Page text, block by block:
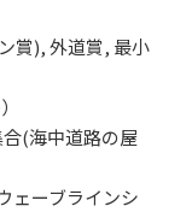
賞), 外道賞, 最小
(海中道路の屋
ェーブラインシ